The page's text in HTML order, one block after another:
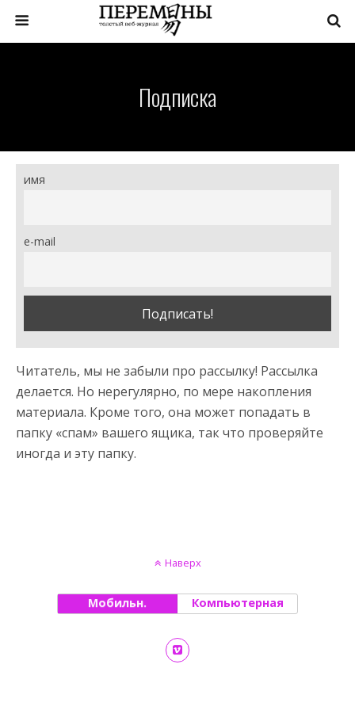
Подписка
имя
e-mail
Читатель, мы не забыли про рассылку! Рассылка
делается. Но нерегулярно, по мере накопления
материала. Кроме того, она может попадать в
папку «спам» вашего ящика, так что проверяйте
иногда и эту папку.
Наверх
Мобильн. Компьютерная